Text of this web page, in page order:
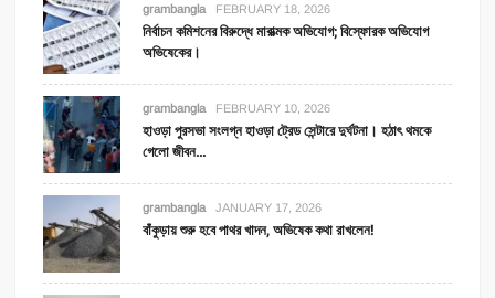
grambangla FEBRUARY 18, 2026
নির্বাচন কমিশনের বিরুদ্ধে মারাত্মক অভিযোগ; বিস্ফোরক অভিযোগ
অভিষেকের।
grambangla FEBRUARY 10, 2026
হাওড়া পুরসভা সংলগ্ন হাওড়া ট্রেড সেন্টারে দুর্ঘটনা। হঠাৎ থমকে
গেলো জীবন…
grambangla JANUARY 17, 2026
বাঁকুড়ায় শুরু হবে পাথর খাদন, অভিষেক কথা রাখলেন!